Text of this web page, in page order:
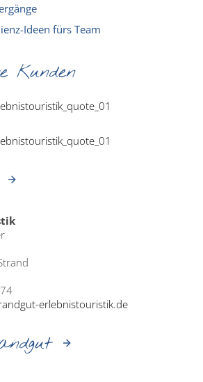
Ideen fürs Team
Kunden
erlebnistouristik.de